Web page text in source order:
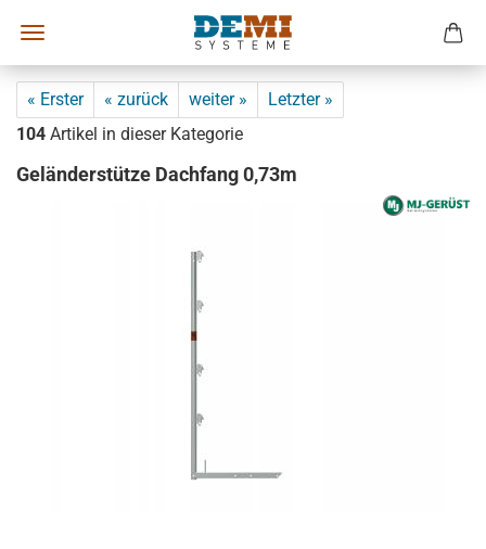
« Erster « zurück weiter »
Letzter »
104 Artikel in dieser Kategorie
Geländerstütze Dachfang 0,73m